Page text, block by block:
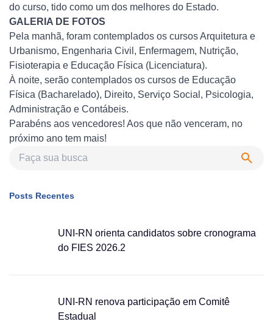
do curso, tido como um dos melhores do Estado.
GALERIA DE FOTOS
Pela manhã, foram contemplados os cursos Arquitetura e
Urbanismo, Engenharia Civil, Enfermagem, Nutrição,
Fisioterapia e Educação Física (Licenciatura).
À noite, serão contemplados os cursos de Educação
Física (Bacharelado), Direito, Serviço Social, Psicologia,
Administração e Contábeis.
Parabéns aos vencedores! Aos que não venceram, no
próximo ano tem mais!
Posts Recentes
UNI-RN orienta candidatos sobre cronograma
do FIES 2026.2
UNI-RN renova participação em Comitê
Estadual